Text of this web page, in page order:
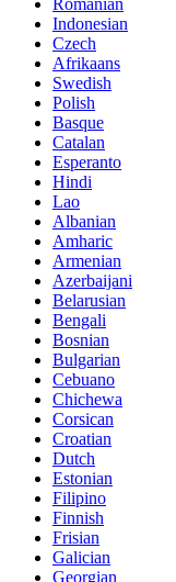
Romanian
Indonesian
Czech
Afrikaans
Swedish
Polish
Basque
Catalan
Esperanto
Hindi
Lao
Albanian
Amharic
Armenian
Azerbaijani
Belarusian
Bengali
Bosnian
Bulgarian
Cebuano
Chichewa
Corsican
Croatian
Dutch
Estonian
Filipino
Finnish
Frisian
Galician
Georgian